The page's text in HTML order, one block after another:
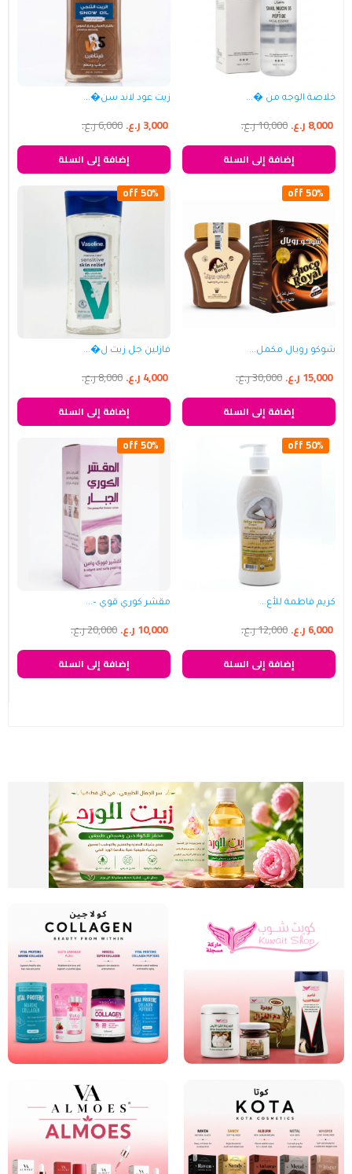
خلاصة الوجه من �...
10,000ر.ع. 8,000 ر.ع.
إضافة إلى السلة
زيت عود لاند سن�...
6,000ر.ع. 3,000 ر.ع.
إضافة إلى السلة
50% off
شوكو رويال مكمل...
30,000ر.ع. 15,000 ر.ع.
إضافة إلى السلة
50% off
فازلين جل زيت ل�...
8,000ر.ع. 4,000 ر.ع.
إضافة إلى السلة
50% off
كريم فاطمة للأع...
12,000ر.ع. 6,000 ر.ع.
إضافة إلى السلة
50% off
مقشر كوري قوي –...
20,000ر.ع. 10,000 ر.ع.
إضافة إلى السلة